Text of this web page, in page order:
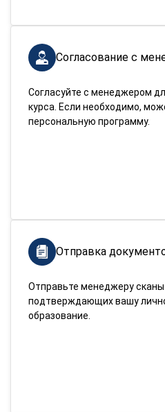
Согласование с
Согласуйте с менеджером
курса. Если необходимо,
персональную программу.
Отправка
Отправьте менеджеру
подтверждающих вашу
образование.